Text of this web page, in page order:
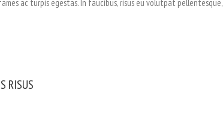
ac turpis egestas. In faucibus, risus eu volutpat pellentesque,
RISUS